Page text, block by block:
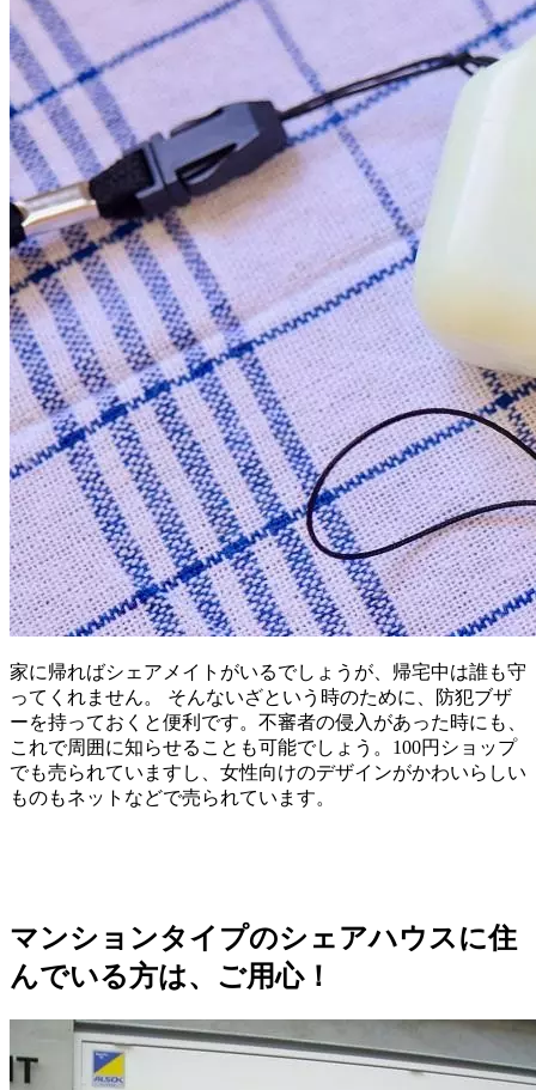
家に帰ればシェアメイトがいるでしょうが、帰宅中は誰も守
ってくれません。 そんないざという時のために、防犯ブザ
ーを持っておくと便利です。不審者の侵入があった時にも、
これで周囲に知らせることも可能でしょう。100円ショップ
でも売られていますし、女性向けのデザインがかわいらしい
ものもネットなどで売られています。
マンションタイプのシェアハウスに住
んでいる方は、ご用心！